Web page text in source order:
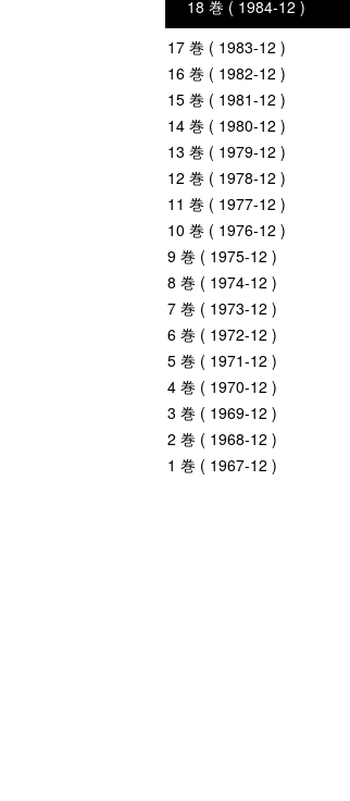
18 巻 ( 1984-12 )
17 巻 ( 1983-12 )
16 巻 ( 1982-12 )
15 巻 ( 1981-12 )
14 巻 ( 1980-12 )
13 巻 ( 1979-12 )
12 巻 ( 1978-12 )
11 巻 ( 1977-12 )
10 巻 ( 1976-12 )
9 巻 ( 1975-12 )
8 巻 ( 1974-12 )
7 巻 ( 1973-12 )
6 巻 ( 1972-12 )
5 巻 ( 1971-12 )
4 巻 ( 1970-12 )
3 巻 ( 1969-12 )
2 巻 ( 1968-12 )
1 巻 ( 1967-12 )